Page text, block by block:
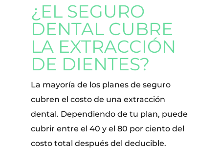
¿EL SEGURO
DENTAL CUBRE
LA EXTRACCIÓN
DE DIENTES?
La mayoría de los planes de seguro
cubren el costo de una extracción
dental. Dependiendo de tu plan, puede
cubrir entre el 40 y el 80 por ciento del
costo total después del deducible.